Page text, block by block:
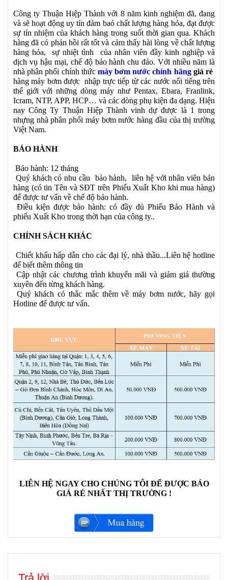
Công ty Thuận Hiệp Thành với 8 năm kinh nghiệm đã, đang
và sẽ hoạt động uy tín đảm baỏ chất lượng hàng hóa, đạt được
sự tín nhiệm của khách hàng trong suốt thời gian qua. Khách
hàng đã có phản hồi rất tốt và cảm thấy hài lòng về chất lượng
hàng hóa, sự nhiệt tình của nhân viên đầy kinh nghiệp và
dịch vụ hậu mại, chế độ bảo hành chu đáo. Với nhiều năm là
nhà phân phối chính thức máy bơm nước chính hãnggiá rẻ
hàng máy bơm được nhập trực tiếp từ các nước nổi tiếng trên
thế giới với những dòng máy như Pentax, Ebara, Franlink,
Icram, NTP, APP, HCP… và các dòng phụ kiện đa dạng. Hiện
nay Công Ty Thuận Hiệp Thành vinh dự được là 1 trong
nhựng nhà phân phối máy bơm nước hàng đầu của thị trường
Việt Nam.
BẢO HÀNH
Bảo hành: 12 tháng
Quý khách có nhu cầu bảo hành, liên hệ với nhân viên bán
hàng (có tin Tên và SĐT trên Phiếu Xuất Kho khi mua hàng)
để được tư vấn về chế độ bảo hành.
Điều kiện được bảo hành: có đầy đủ Phiếu Bảo Hành và
phiếu Xuất Kho trong thời hạn của công ty..
CHÍNH SÁCH KHÁC
Chiết khấu hấp dẫn cho các đại lý, nhà thầu...Liên hệ hotline
để biết thêm thông tin
Cập nhật các chương trình khuyến mãi và giảm giá thường
xuyên đến từng khách hàng.
Quý khách có thắc mắc thêm về máy bơm nước, hãy gọi
Hotline để được tư vấn.
LIÊN HỆ NGAY CHO CHÚNG TÔI ĐỂ ĐƯỢC BÁO
GIÁ RẺ NHẤT THỊ TRƯỜNG !